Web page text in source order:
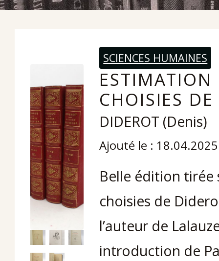
SCIENCES HUMAINES
ESTIMATION
CHOISIES
DIDEROT (Denis)
Ajouté le : 18.04.2025
Belle édition tirée
choisies de
l’auteur de
introduction de